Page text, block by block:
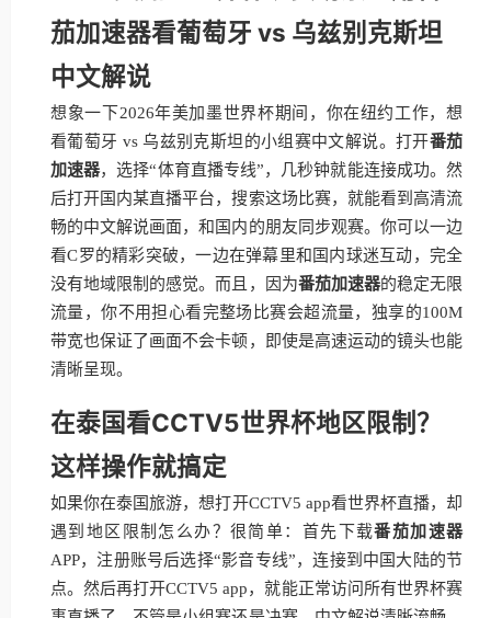
茄加速器看葡萄牙 vs 乌兹别克斯坦
中文解说
想象一下2026年美加墨世界杯期间，你在纽约工作，想
看葡萄牙 vs 乌兹别克斯坦的小组赛中文解说。打开番茄
加速器，选择“体育直播专线”，几秒钟就能连接成功。然
后打开国内某直播平台，搜索这场比赛，就能看到高清流
畅的中文解说画面，和国内的朋友同步观赛。你可以一边
看C罗的精彩突破，一边在弹幕里和国内球迷互动，完全
没有地域限制的感觉。而且，因为番茄加速器的稳定无限
流量，你不用担心看完整场比赛会超流量，独享的100M
带宽也保证了画面不会卡顿，即使是高速运动的镜头也能
清晰呈现。
在泰国看CCTV5世界杯地区限制？
这样操作就搞定
如果你在泰国旅游，想打开CCTV5 app看世界杯直播，却
遇到地区限制怎么办？很简单：首先下载番茄加速器
APP，注册账号后选择“影音专线”，连接到中国大陆的节
点。然后再打开CCTV5 app，就能正常访问所有世界杯赛